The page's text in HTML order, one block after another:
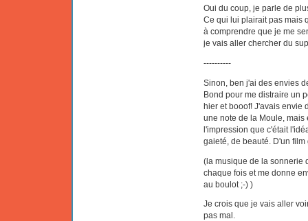
Oui du coup, je parle de
Ce qui lui plairait pas mais
à comprendre que je me
je vais aller chercher du
----------
Sinon, ben j'ai des envies
Bond pour me distraire un
hier et booof! J'avais envie
une note de la Moule, mais
l'impression que c'était
gaieté, de beauté. D'un
(la musique de la sonnerie
chaque fois et me donne
au boulot ;-) )
Je crois que je vais aller
pas mal.